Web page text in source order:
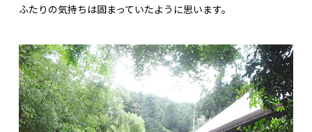
ふたりの気持ちは固まっていたように思います。